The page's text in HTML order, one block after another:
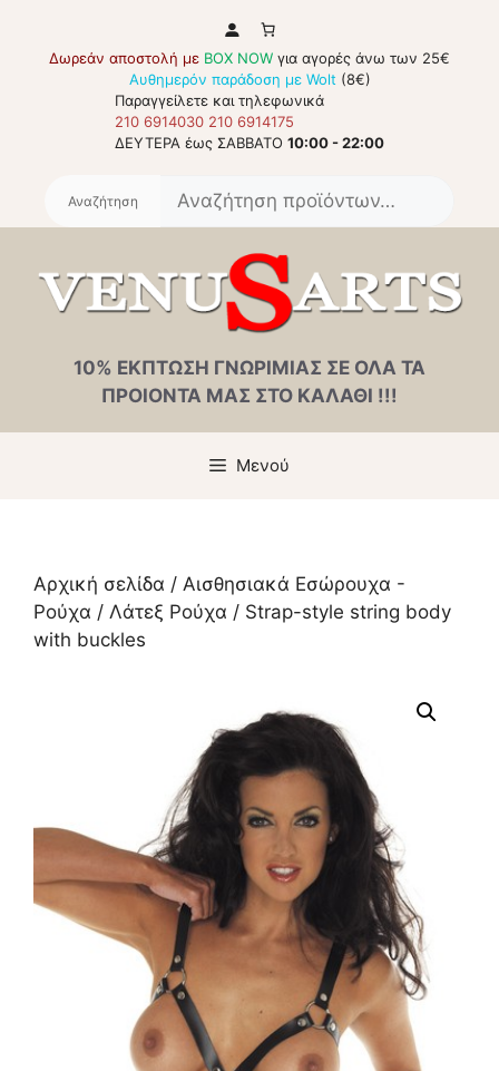
περιεχόμενο
Δωρεάν αποστολή με BOX NOW για αγορές άνω των 25€
Αυθημερόν παράδοση με Wolt (8€)
Παραγγείλετε και τηλεφωνικά
210 6914030 210 6914175
ΔΕΥΤΕΡΑ έως ΣΑΒΒΑΤΟ 10:00 - 22:00
10% ΕΚΠΤΩΣΗ ΓΝΩΡΙΜΙΑΣ ΣΕ ΟΛΑ ΤΑ
ΠΡΟΙΟΝΤΑ ΜΑΣ ΣΤΟ ΚΑΛΑΘΙ !!!
Μενού
Αρχική σελίδα / Αισθησιακά Εσώρουχα -
Ρούχα / Λάτεξ Ρούχα / Strap-style string body
with buckles